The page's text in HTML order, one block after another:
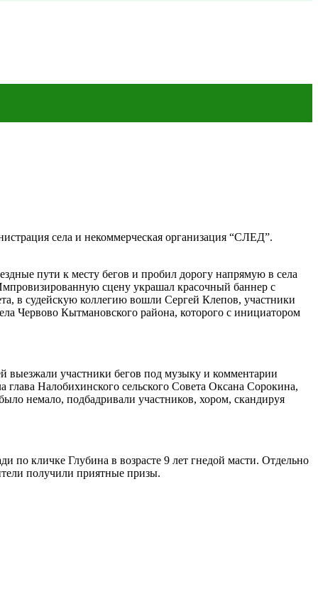
села и некоммерческая организация “СЛЕД”.
пути к месту бегов и пробил дорогу напрямую в села
сцену украшал красочный баннер с
в судейскую коллегию вошли Сергей Клепов, участники
Червово Кытмановского района, которого с инициатором
выезжали участники бегов под музыку и комментарии
Налобихинского сельского Совета Оксана Сорокина,
немало, подбадривали участников, хором, скандируя
по кличке Глубина в возрасте 9 лет гнедой масти. Отдельно
получили приятные призы.